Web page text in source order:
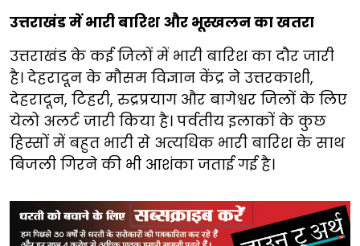
उत्तराखंड में भारी बारिश और भूस्खलन का खतरा
उत्तराखंड के कई जिलों में भारी बारिश का दौर जारी
है। देहरादून के मौसम विज्ञान केंद्र ने उत्तरकाशी,
देहरादून, टिहरी, रुद्रप्रयाग और बागेश्वर जिलों के लिए
येलो अलर्ट जारी किया है। पर्वतीय इलाकों के कुछ
हिस्सों में बहुत भारी से अत्यधिक भारी बारिश के साथ
बिजली गिरने की भी आशंका जताई गई है।